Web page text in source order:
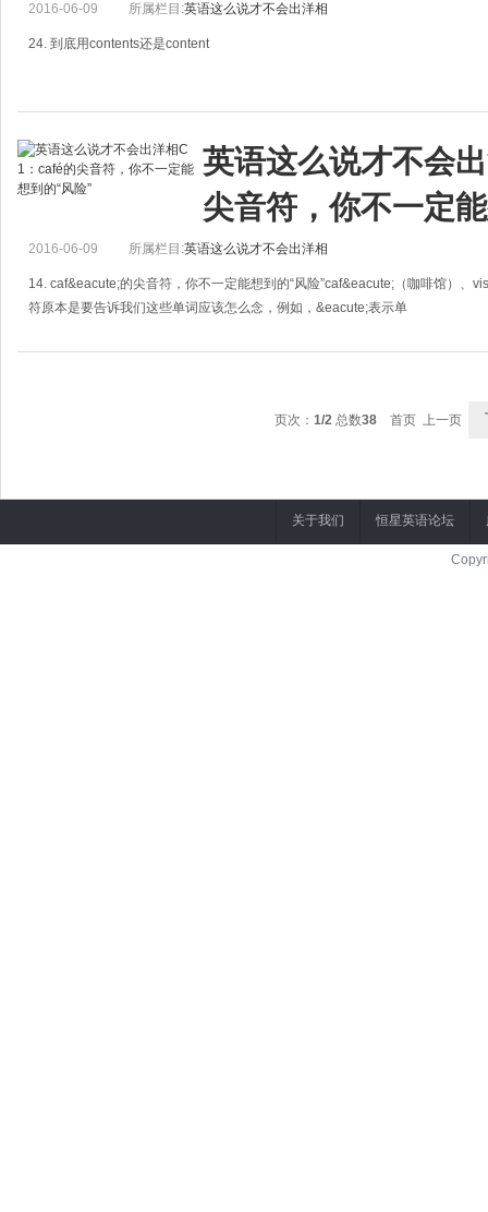
2016-06-09 所属栏目:英语这么说才不会出洋相
24. 到底用contents还是content
时，一般用contents。例如：the c
英语这么说才不会
尖音符，你不一定
2016-06-09 所属栏目:英语这么说才不会出洋相
14. caf&eacute;的尖音符，你不一定能想到的“风险”caf&eacute;（咖啡馆）、
符原本是要告诉我们这些单词应该怎么念，例如，&eacute;表示单
页次： 1/2 总数38 首页 上一页
关于我们 恒星英语论坛